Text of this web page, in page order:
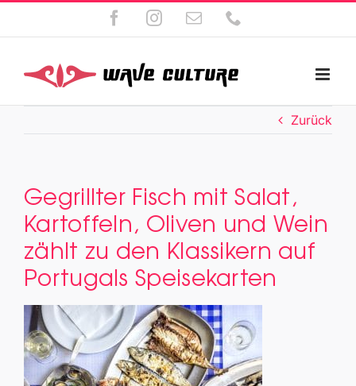
FacebookInstagram
E-
Mail
Zurück
Gegrillter Fisch mit Salat,
Kartoffeln, Oliven und Wein
zählt zu den Klassikern auf
Portugals Speisekarten